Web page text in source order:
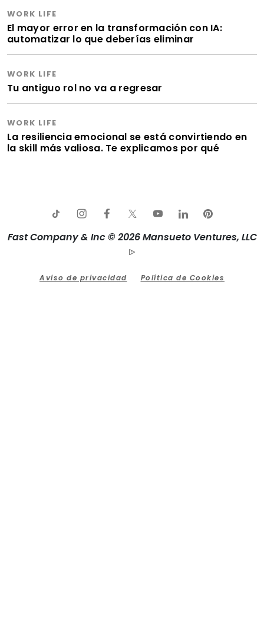
WORK LIFE
El mayor error en la transformación con IA:
automatizar lo que deberías eliminar
WORK LIFE
Tu antiguo rol no va a regresar
WORK LIFE
La resiliencia emocional se está convirtiendo en
la skill más valiosa. Te explicamos por qué
Fast Company & Inc © 2026 Mansueto Ventures, LLC
Aviso de privacidad Política de Cookies